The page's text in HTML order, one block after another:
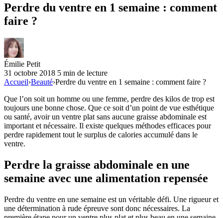
Perdre du ventre en 1 semaine : comment
faire ?
Émilie Petit
31 octobre 2018 5 min de lecture
Accueil›Beauté›Perdre du ventre en 1 semaine : comment faire ?
Que l’on soit un homme ou une femme, perdre des kilos de trop est
toujours une bonne chose. Que ce soit d’un point de vue esthétique
ou santé, avoir un ventre plat sans aucune graisse abdominale est
important et nécessaire. Il existe quelques méthodes efficaces pour
perdre rapidement tout le surplus de calories accumulé dans le
ventre.
Perdre la graisse abdominale en une
semaine avec une alimentation repensée
Perdre du ventre en une semaine est un véritable défi. Une rigueur et
une détermination à rude épreuve sont donc nécessaires. La